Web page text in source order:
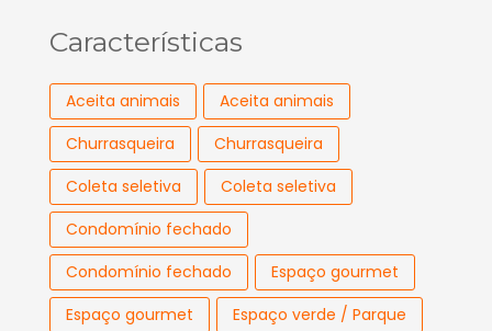
Características
Aceita animais
Aceita animais
Churrasqueira
Churrasqueira
Coleta seletiva
Coleta seletiva
Condomínio fechado
Condomínio fechado
Espaço gourmet
Espaço gourmet
Espaço verde / Parque